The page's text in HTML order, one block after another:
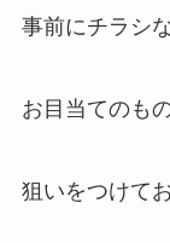
事前にチラシ
お目当てのも
狙いをつけて